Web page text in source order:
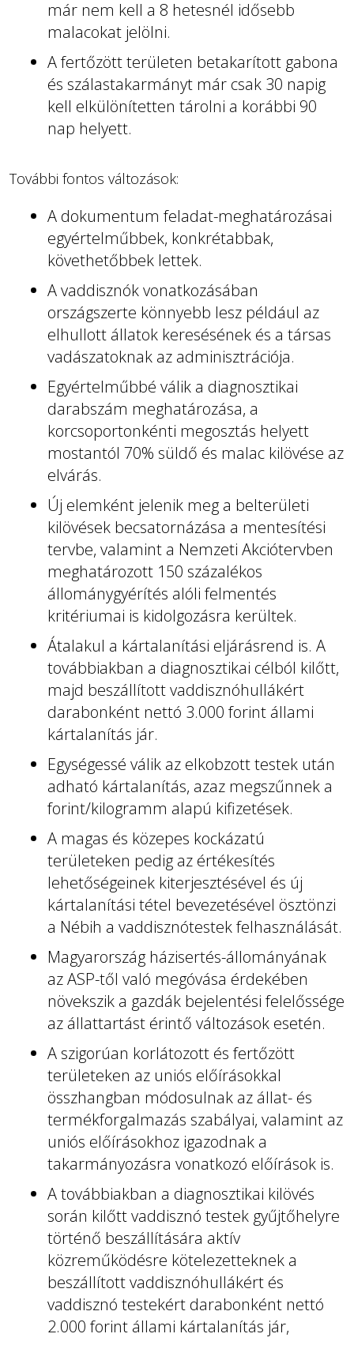
már nem kell a 8 hetesnél idősebb
malacokat jelölni.
A fertőzött területen betakarított gabona
és szálastakarmányt már csak 30 napig
kell elkülönítetten tárolni a korábbi 90
nap helyett.
További fontos változások:
A dokumentum feladat-meghatározásai
egyértelműbbek, konkrétabbak,
követhetőbbek lettek.
A vaddisznók vonatkozásában
országszerte könnyebb lesz például az
elhullott állatok keresésének és a társas
vadászatoknak az adminisztrációja.
Egyértelműbbé válik a diagnosztikai
darabszám meghatározása, a
korcsoportonkénti megosztás helyett
mostantól 70% süldő és malac kilövése az
elvárás.
Új elemként jelenik meg a belterületi
kilövések becsatornázása a mentesítési
tervbe, valamint a Nemzeti Akciótervben
meghatározott 150 százalékos
állománygyérítés alóli felmentés
kritériumai is kidolgozásra kerültek.
Átalakul a kártalanítási eljárásrend is. A
továbbiakban a diagnosztikai célból kilőtt,
majd beszállított vaddisznóhullákért
darabonként nettó 3.000 forint állami
kártalanítás jár.
Egységessé válik az elkobzott testek után
adható kártalanítás, azaz megszűnnek a
forint/kilogramm alapú kifizetések.
A magas és közepes kockázatú
területeken pedig az értékesítés
lehetőségeinek kiterjesztésével és új
kártalanítási tétel bevezetésével ösztönzi
a Nébih a vaddisznótestek felhasználását.
Magyarország házisertés-állományának
az ASP-től való megóvása érdekében
növekszik a gazdák bejelentési felelőssége
az állattartást érintő változások esetén.
A szigorúan korlátozott és fertőzött
területeken az uniós előírásokkal
összhangban módosulnak az állat- és
termékforgalmazás szabályai, valamint az
uniós előírásokhoz igazodnak a
takarmányozásra vonatkozó előírások is.
A továbbiakban a diagnosztikai kilövés
során kilőtt vaddisznó testek gyűjtőhelyre
történő beszállítására aktív
közreműködésre kötelezetteknek a
beszállított vaddisznóhullákért és
vaddisznó testekért darabonként nettó
2.000 forint állami kártalanítás jár,